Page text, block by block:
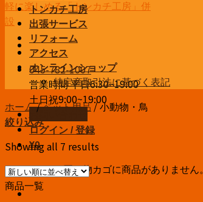
045-782-1007
営業時間 平日6:30~19:00
土日祝9:00~19:00
お問い合わせ
ログイン / 登録
¥0
お買い物カゴに商品がありません。
トンカチ工房
出張サービス
リフォーム
アクセス
オンラインショップ
特定商取引法に基づく表記
ホーム/ペット用品 /小動物・鳥
絞り込み
Showing all 7 results
商品一覧